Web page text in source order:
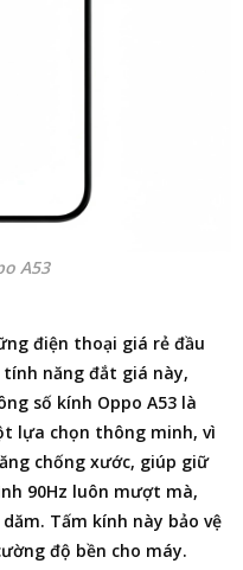
A53
điện thoại giá rẻ đầu
tính năng đắt giá này,
số kính Oppo A53 là
lựa chọn thông minh, vì
chống xước, giúp giữ
90Hz luôn mượt mà,
Tấm kính này bảo vệ
độ bền cho máy.